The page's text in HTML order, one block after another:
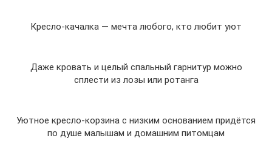
Кресло-качалка — мечта любого, кто любит уют
Даже кровать и целый спальный гарнитур можно
сплести из лозы или ротанга
Уютное кресло-корзина с низким основанием придётся
по душе малышам и домашним питомцам